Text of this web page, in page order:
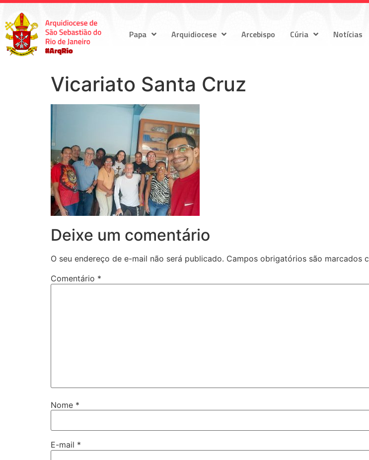
Papa Arquidiocese Arcebispo Cúria Notícias
Vicariato Santa Cruz
Deixe um comentário
O seu endereço de e-mail não será publicado. Campos obrigatórios são marcados
Comentário *
Nome *
E-mail *